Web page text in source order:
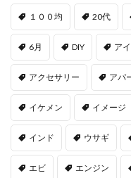
１００均 20代
6月 DIY ア
アクセサリー アパ
イケメン イメージ
インド ウサギ
エビ エンジン